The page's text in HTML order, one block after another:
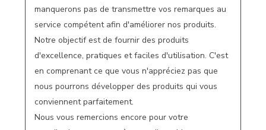
manquerons pas de transmettre vos remarques au
service compétent afin d'améliorer nos produits.
Notre objectif est de fournir des produits
d'excellence, pratiques et faciles d'utilisation. C'est
en comprenant ce que vous n'appréciez pas que
nous pourrons développer des produits qui vous
conviennent parfaitement.
Nous vous remercions encore pour votre